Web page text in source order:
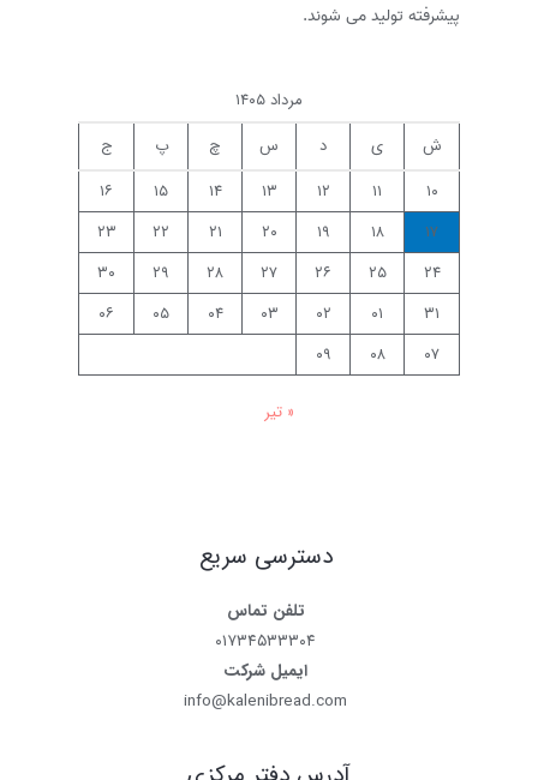
پیشرفته تولید می شوند.
مرداد ۱۴۰۵
ش
ی د س چ پ
ج
۱۰
۱۱ ۱۲ ۱۳ ۱۴ ۱۵
۱۶
۱۷
۱۸ ۱۹ ۲۰ ۲۱ ۲۲
۲۳
۲۴
۲۵ ۲۶ ۲۷ ۲۸ ۲۹
۳۰
۳۱
۰۱ ۰۲ ۰۳ ۰۴ ۰۵
۰۶
۰۷
۰۸ ۰۹
« تیر
دسترسی سریع
تلفن تماس
۰۱۷۳۴۵۳۳۳۰۴
ایمیل شرکت
info@kalenibread.com